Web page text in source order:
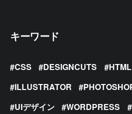
キーワード
CSS DESIGNCUTS
ILLUSTRATOR
UIデザイン
WORDPRESS